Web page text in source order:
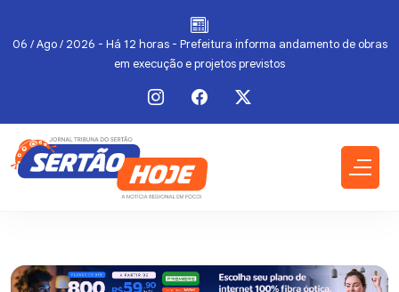
06 / Ago / 2026 - Há 12 horas - Prefeitura informa andamento de obras
em execução e projetos previstos